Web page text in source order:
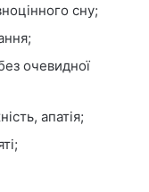
сну;
очевидної
апатія;